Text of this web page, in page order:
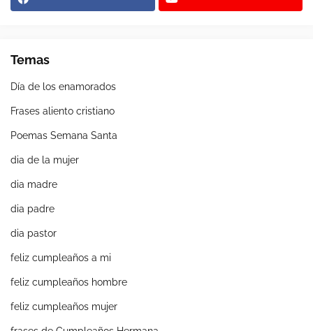
Temas
Día de los enamorados
Frases aliento cristiano
Poemas Semana Santa
dia de la mujer
dia madre
dia padre
dia pastor
feliz cumpleaños a mi
feliz cumpleaños hombre
feliz cumpleaños mujer